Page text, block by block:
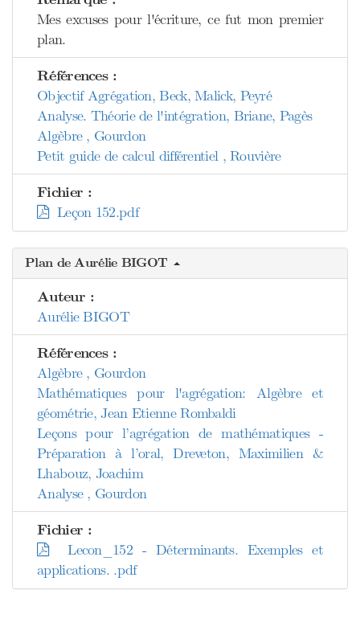
Mes excuses pour l'écriture, ce fut mon premier
plan.
Références :
Objectif Agrégation, Beck, Malick, Peyré
Analyse. Théorie de l'intégration, Briane, Pagès
Algèbre , Gourdon
Petit guide de calcul différentiel , Rouvière
Fichier :
Leçon 152.pdf
Plan de Aurélie BIGOT
Auteur :
Aurélie BIGOT
Références :
Algèbre , Gourdon
Mathématiques pour l'agrégation: Algèbre et
géométrie, Jean Etienne Rombaldi
Leçons pour l’agrégation de mathématiques -
Préparation à l’oral, Dreveton, Maximilien &
Lhabouz, Joachim
Analyse , Gourdon
Fichier :
Lecon_152 - Déterminants. Exemples et
applications. .pdf